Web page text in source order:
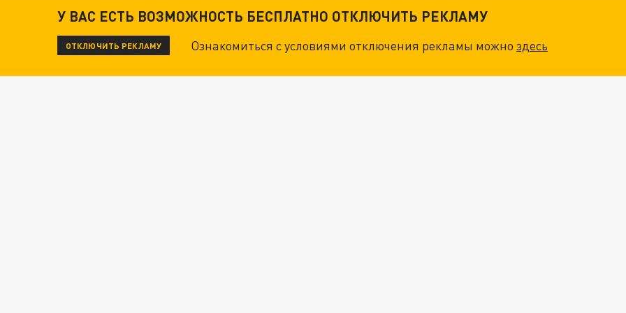
У ВАС ЕСТЬ ВОЗМОЖНОСТЬ БЕСПЛАТНО ОТКЛЮЧИТЬ РЕКЛАМУ
ОТКЛЮЧИТЬ РЕКЛАМУ Ознакомиться с условиями отключения рекламы можноздесь